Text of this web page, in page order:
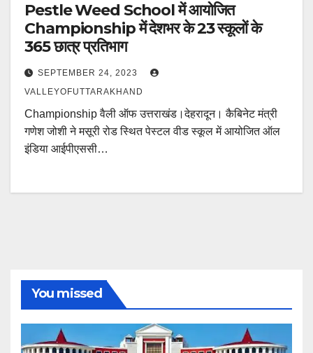
Pestle Weed School में आयोजित
Championship में देशभर के 23 स्कूलों के
365 छात्र प्रतिभाग
SEPTEMBER 24, 2023
VALLEYOFUTTARAKHAND
Championship वैली ऑफ उत्तराखंड।देहरादून। कैबिनेट मंत्री
गणेश जोशी ने मसूरी रोड स्थित पेस्टल वीड स्कूल में आयोजित ऑल
इंडिया आईपीएससी…
You missed